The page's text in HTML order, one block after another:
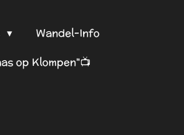
Wandel-Info
op Klompen"📺